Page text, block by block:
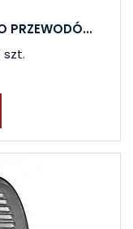
PRZEWODÓ...
szt.